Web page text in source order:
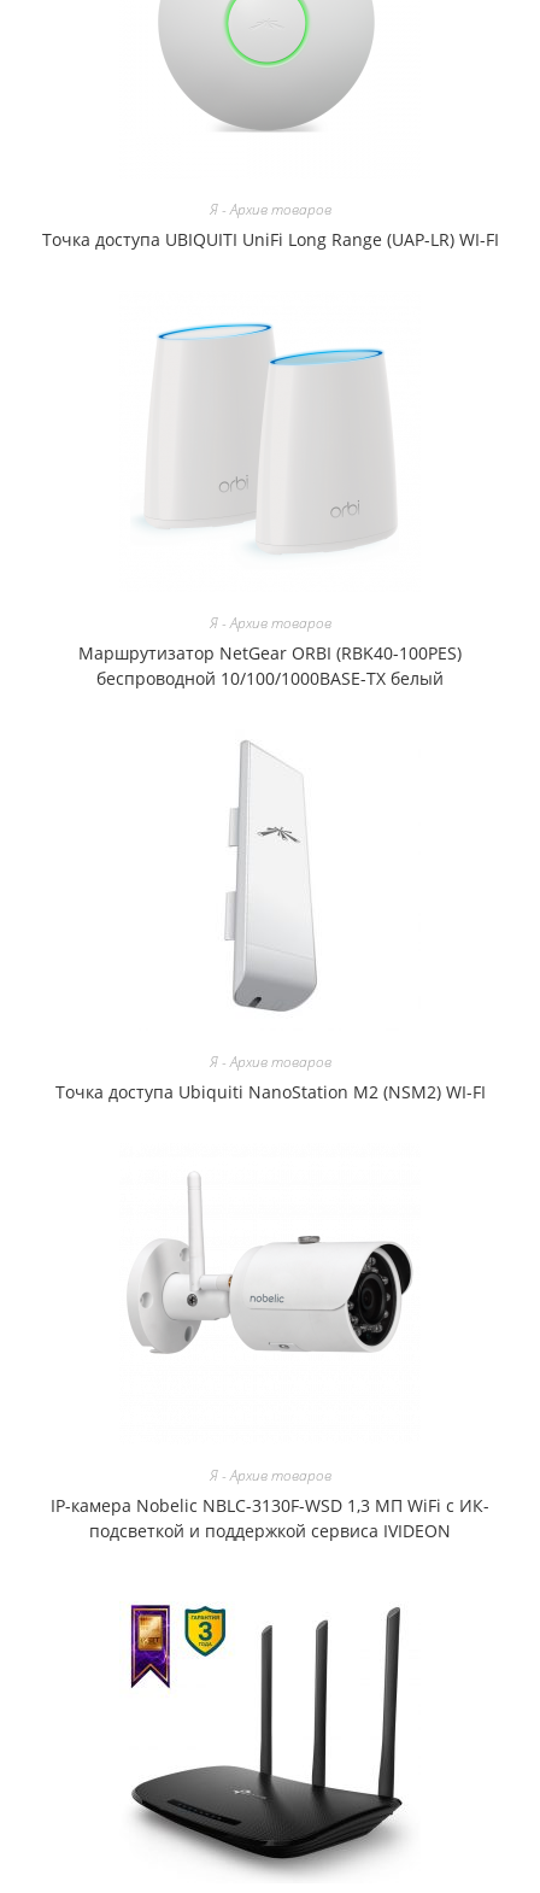
Я - Архив товаров
Точка доступа UBIQUITI UniFi Long Range (UAP-LR) WI-FI
Я - Архив товаров
Маршрутизатор NetGear ORBI (RBK40-100PES)
беспроводной 10/100/1000BASE-TX белый
Я - Архив товаров
Точка доступа Ubiquiti NanoStation M2 (NSM2) WI-FI
Я - Архив товаров
IP-камера Nobelic NBLC-3130F-WSD 1,3 МП WiFi с ИК-
подсветкой и поддержкой сервиса IVIDEON